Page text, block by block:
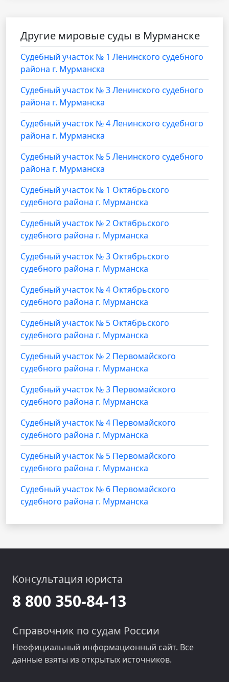
Другие мировые суды в Мурманске
Судебный участок № 1 Ленинского судебного
района г. Мурманска
Судебный участок № 3 Ленинского судебного
района г. Мурманска
Судебный участок № 4 Ленинского судебного
района г. Мурманска
Судебный участок № 5 Ленинского судебного
района г. Мурманска
Cудебный участок № 1 Октябрьского
судебного района г. Мурманска
Cудебный участок № 2 Октябрьского
судебного района г. Мурманска
Cудебный участок № 3 Октябрьского
судебного района г. Мурманска
Cудебный участок № 4 Октябрьского
судебного района г. Мурманска
Cудебный участок № 5 Октябрьского
судебного района г. Мурманска
Cудебный участок № 2 Первомайского
судебного района г. Мурманска
Cудебный участок № 3 Первомайского
судебного района г. Мурманска
Cудебный участок № 4 Первомайского
судебного района г. Мурманска
Cудебный участок № 5 Первомайского
судебного района г. Мурманска
Cудебный участок № 6 Первомайского
судебного района г. Мурманска
Консультация юриста
8 800 350-84-13
Справочник по судам России
Неофициальный информационный сайт. Все
данные взяты из открытых источников.